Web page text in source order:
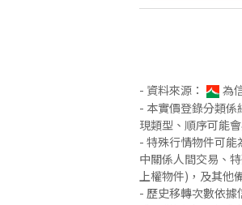
- 資料來源： 為
- 本實價登錄分類
現類型、順序可能
- 特殊行情物件可
中關係人間交易、
上權物件)，及其他
- 歷史移轉次數依